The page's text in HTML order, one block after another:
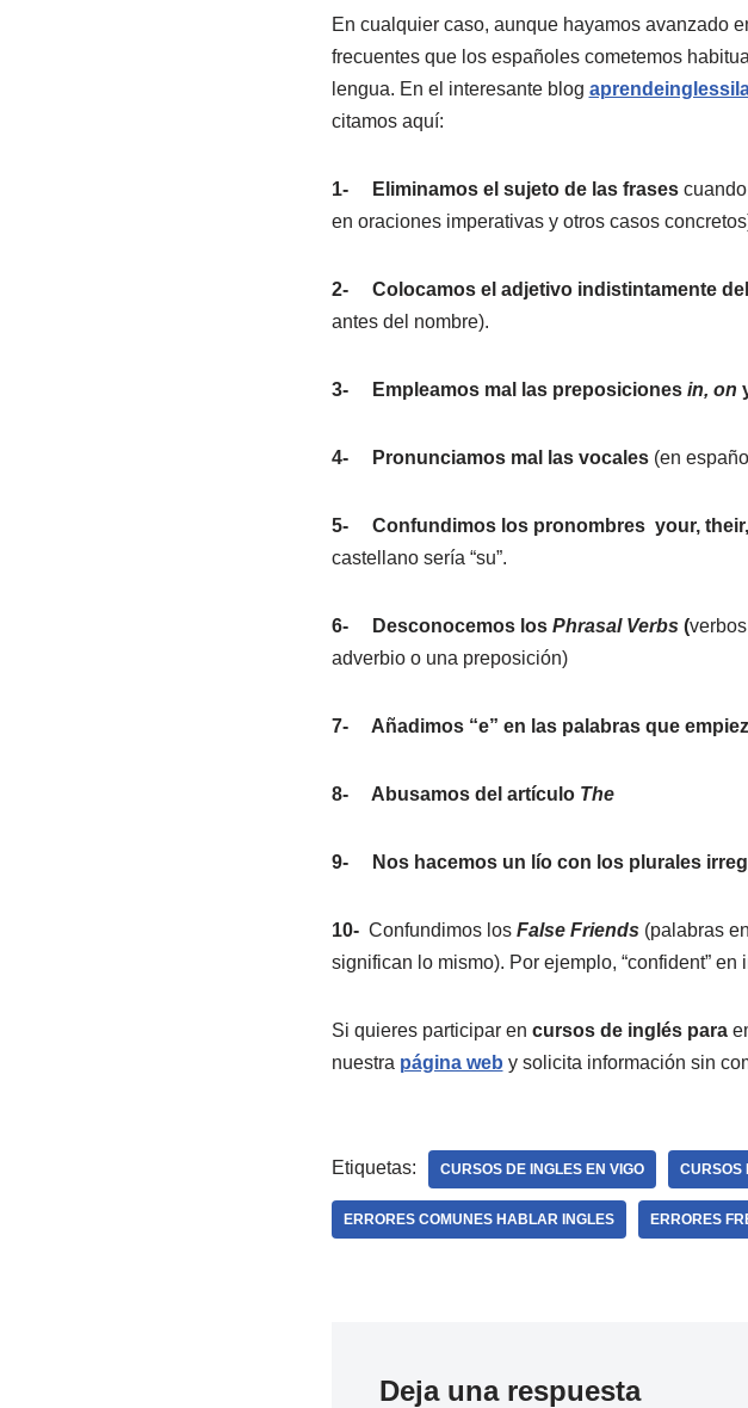
En cualquier caso, aunque hayamos avanzado
frecuentes que los españoles cometemos
lengua. En el interesante blog
citamos aquí:
1- Eliminamos el sujeto de las frases
en oraciones imperativas y otros casos
2- Colocamos el adjetivo indistintamente
antes del nombre).
3- Empleamos mal las preposiciones in, on
4- Pronunciamos mal las vocales(en
5- Confundimos los pronombres your,
castellano sería “su”.
6- Desconocemos los Phrasal Verbs (
adverbio o una preposición)
7- Añadimos “e” en las palabras que
8- Abusamos del artículo The
9- Nos hacemos un lío con los plurales
10- Confundimos los False Friends (palabras
significan lo mismo). Por ejemplo, “confident”
Si quieres participar en cursos de inglés para
nuestra página web y solicita información sin
Etiquetas: CURSOS DE INGLES EN VIGO CURSOS
ERRORES COMUNES HABLAR INGLES ERRORES
Deja una respuesta